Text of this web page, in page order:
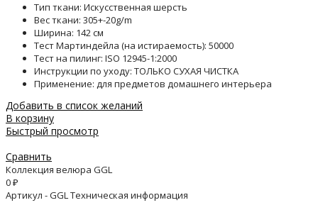
Тип ткани: Искусственная шерсть
Вес ткани: 305+-20g/m
Ширина: 142 см
Тест Мартиндейла (на истираемость): 50000
Тест на пилинг: ISO 12945-1:2000
Инструкции по уходу: ТОЛЬКО СУХАЯ ЧИСТКА
Применение: для предметов домашнего интерьера
Добавить в список желаний
В корзину
Быстрый просмотр
Сравнить
Коллекция велюра GGL
0₽
Артикул - GGL Техническая информация